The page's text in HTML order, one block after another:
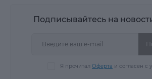
Подписывайтесь на
Я прочитал Оферта и согласен с